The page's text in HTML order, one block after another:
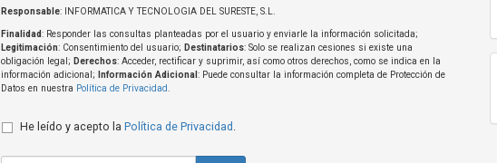
Responsable: INFORMATICA Y TECNOLOGIA DEL SURESTE, S.L.
Finalidad: Responder las consultas planteadas por el usuario y enviarle la información solicitada;
Legitimación: Consentimiento del usuario; Destinatarios: Solo se realizan cesiones si existe una
obligación legal; Derechos: Acceder, rectificar y suprimir, así como otros derechos, como se indica en la
información adicional;
Información Adicional : Puede consultar la información completa de Protección de
Datos en nuestra Política de Privacidad.
He leído y acepto la Política de Privacidad .